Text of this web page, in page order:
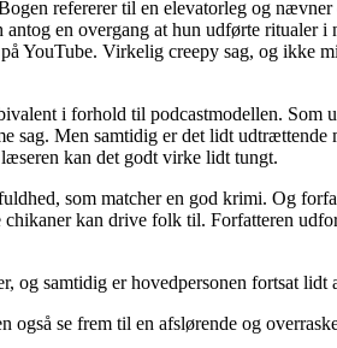
refererer til en elevatorleg og
en overgang at hun udførte ritualer
YouTube. Virkelig creepy sag, og ikke
i forhold til podcastmodellen.
Men samtidig er det lidt
kan det godt virke lidt tungt.
som matcher en god krimi. Og
kan drive folk til. Forfatteren
og samtidig er hovedpersonen fortsat
se frem til en afslørende og